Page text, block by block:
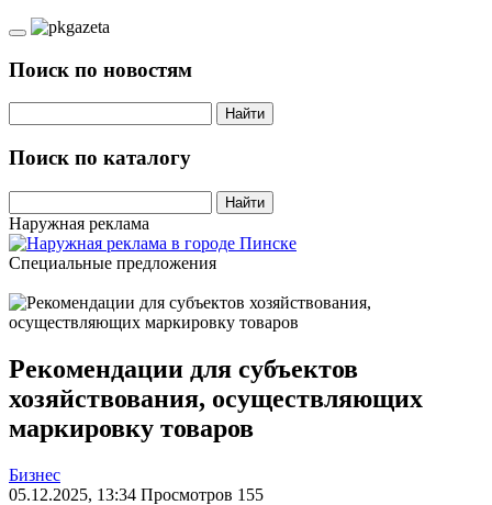
Поиск по новостям
Найти
Поиск по каталогу
Найти
Наружная реклама
Специальные предложения
Рекомендации для субъектов
хозяйствования, осуществляющих
маркировку товаров
Бизнес
05.12.2025, 13:34 Просмотров 155